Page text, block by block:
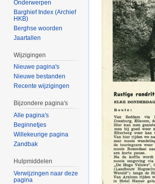
Onderwerpen
Barghief Index (Archief
HKB)
Berghse woorden
Jaartallen
Wijzigingen
Nieuwe pagina's
Nieuwe bestanden
Recente wijzigingen
Bijzondere pagina's
Alle pagina's
Beginnetjes
Willekeurige pagina
Zandbak
Hulpmiddelen
Verwijzingen naar deze
pagina